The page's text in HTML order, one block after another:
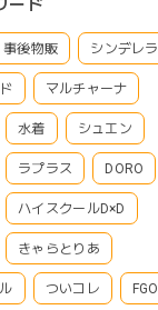
ード
事後物販 シンデレラ
マルチャーナ
水着 シュエン
ラプラス DORO
ハイスクールD×D
きゃらとりあ
ついコレ FGO